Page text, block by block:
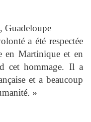
Guadeloupe
a été respectée
en Martinique et en
cet hommage. Il a
et a beaucoup
»